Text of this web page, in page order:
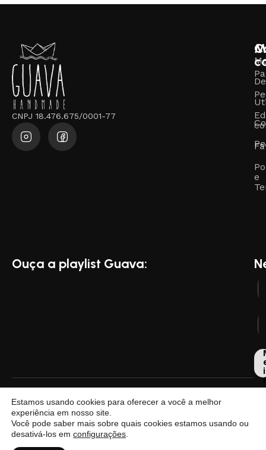
CNPJ 18.476.675/0001-77
e
Ouça a playlist Guava:
i
Estamos usando cookies para oferecer a você a melhor
experiência em nosso site.
Você pode saber mais sobre quais cookies estamos usando ou
desativá-los em configurações